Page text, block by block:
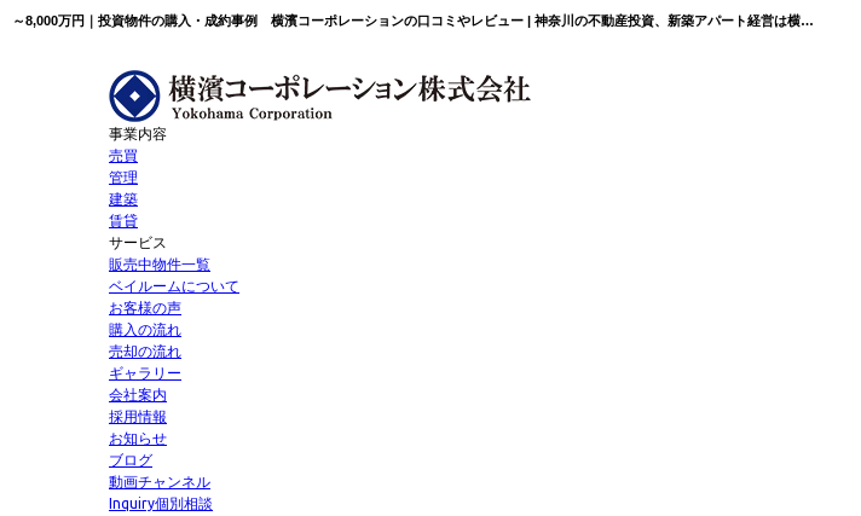
～8,000万円｜投資物件の購入・成約事例 横濱コーポレーションの口コミやレビュー | 神奈川の不動産投資、新築アパート経営は横濱コーポレーション
事業内容
売買
管理
建築
賃貸
サービス
販売中物件一覧
ベイルームについて
お客様の声
購入の流れ
売却の流れ
ギャラリー
会社案内
採用情報
お知らせ
ブログ
動画チャンネル
Inquiry個別相談